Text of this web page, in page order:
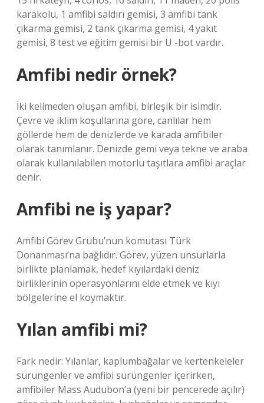
karakolu, 1 amfibi saldırı gemisi, 3 amfibi tank
çıkarma gemisi, 2 tank çıkarma gemisi, 4 yakıt
gemisi, 8 test ve eğitim gemisi bir U -bot vardır.
Amfibi nedir örnek?
İki kelimeden oluşan amfibi, birleşik bir isimdir.
Çevre ve iklim koşullarına göre, canlılar hem
göllerde hem de denizlerde ve karada amfibiler
olarak tanımlanır. Denizde gemi veya tekne ve araba
olarak kullanılabilen motorlu taşıtlara amfibi araçlar
denir.
Amfibi ne iş yapar?
Amfibi Görev Grubu’nun komutası Türk
Donanması’na bağlıdır. Görev, yüzen unsurlarla
birlikte planlamak, hedef kıyılardaki deniz
birliklerinin operasyonlarını elde etmek ve kıyı
bölgelerine el koymaktır.
Yılan amfibi mi?
Fark nedir: Yılanlar, kaplumbağalar ve kertenkeleler
sürüngenler ve amfibi sürüngenler içerirken,
amfibiler Mass Audubon’a (yeni bir pencerede açılır)